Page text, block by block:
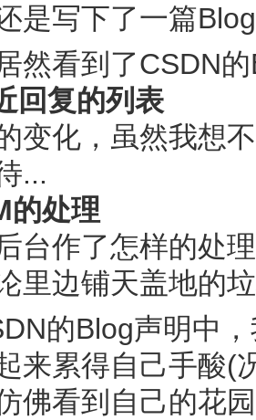
是写下了一篇
然看到了CSDN
回复的列表
变化，虽然我想
...
的处理
台作了怎样的处
里边铺天盖地的
的Blog声明中
来累得自己手酸(
佛看到自己的花